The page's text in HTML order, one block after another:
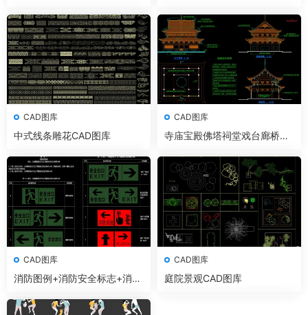
CAD图库
中式线条雕花CAD图库
CAD图库
寺庙宝殿佛塔祠堂戏台廊桥CA
CAD图库
消防图例+消防安全标志+消防
CAD图库
庭院景观CAD图库